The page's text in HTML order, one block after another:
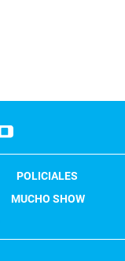
POLICIALES
MUCHO SHOW